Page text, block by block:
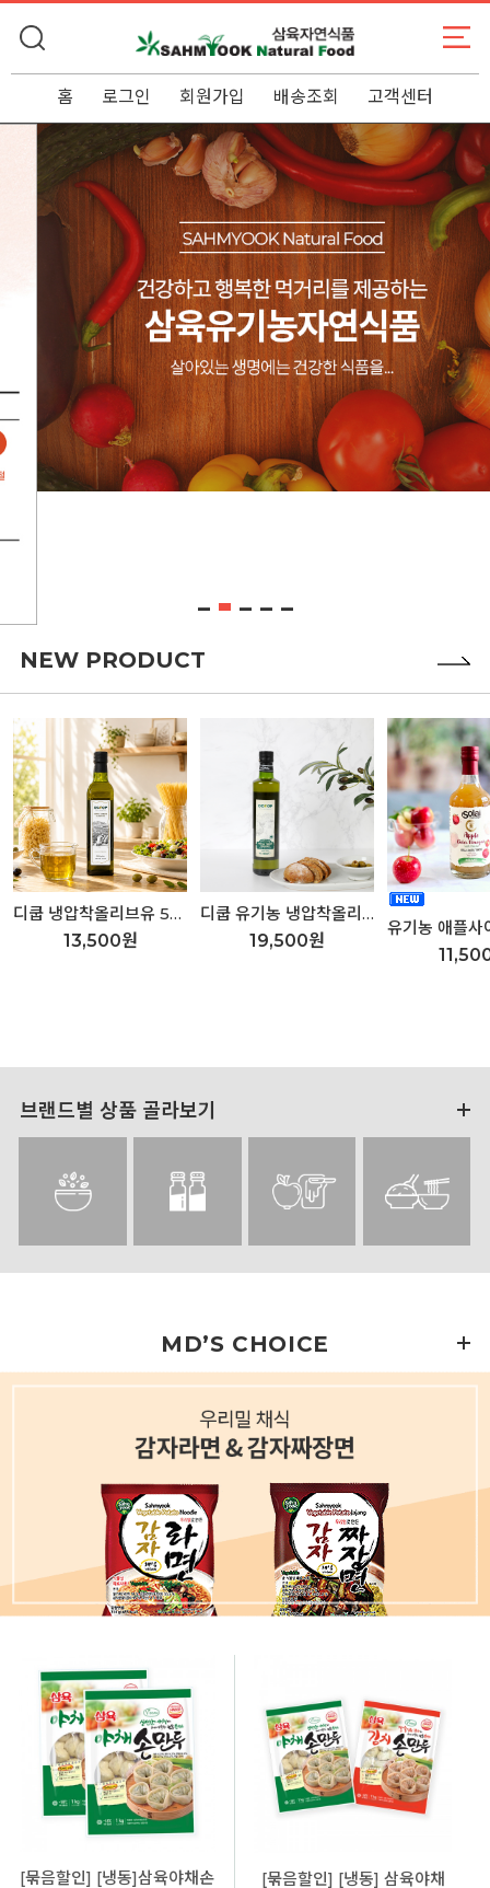
홈 로그인 회원가입 배송조회 고객센터
NEW PRODUCT
디쿱 냉압착올리브유 500ml
13,500원
디쿱 유기농 냉압착올리브유 500ml
19,500원
브랜드별 상품 골라보기
MD’S CHOICE
[묶음할인] [냉동]삼육야채손
[묶음할인] [냉동] 삼육야채